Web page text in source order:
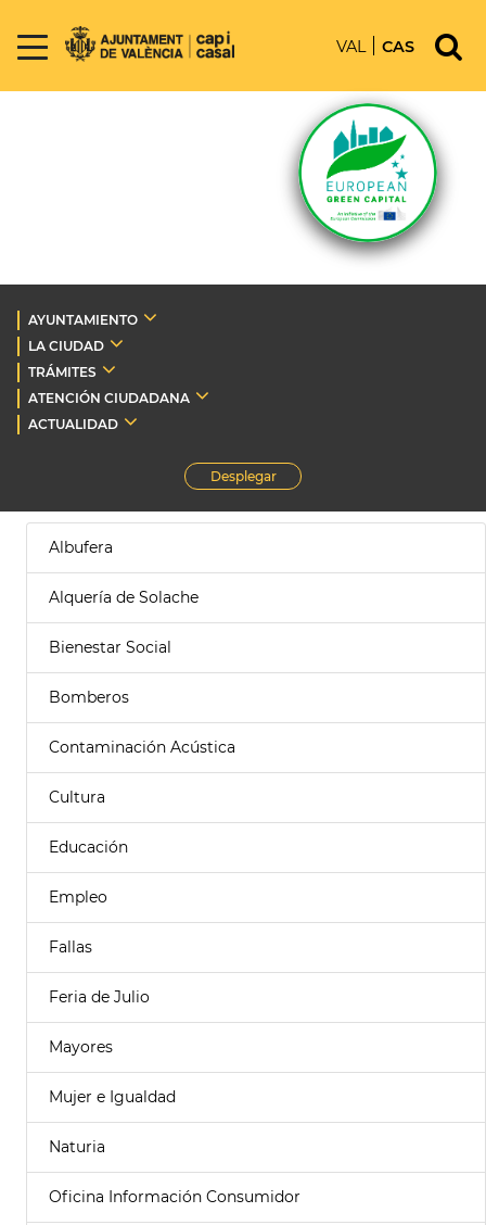
VAL CAS
AYUNTAMIENTO
LA CIUDAD
TRÁMITES
ATENCIÓN CIUDADANA
ACTUALIDAD
Desplegar
Albufera
Alquería de Solache
Bienestar Social
Bomberos
Contaminación Acústica
Cultura
Educación
Empleo
Fallas
Feria de Julio
Mayores
Mujer e Igualdad
Naturia
Oficina Información Consumidor